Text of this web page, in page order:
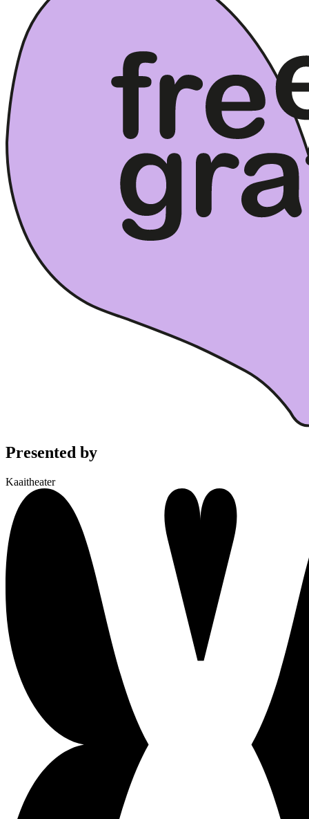
Presented by
Kaaitheater